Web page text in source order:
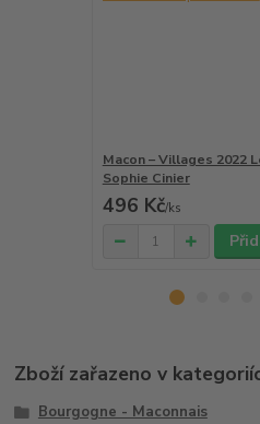
Macon – Villages 2022
Sophie Cinier
496 Kč/ks
Zboží zařazeno v
Bourgogne - Maconnais